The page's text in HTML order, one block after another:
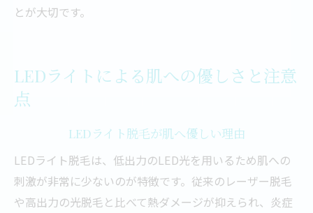
とが大切です。
LEDライトによる肌への優しさと注意
点
LEDライト脱毛が肌へ優しい理由
LEDライト脱毛は、低出力のLED光を用いるため肌への
刺激が非常に少ないのが特徴です。従来のレーザー脱毛
や高出力の光脱毛と比べて熱ダメージが抑えられ、炎症